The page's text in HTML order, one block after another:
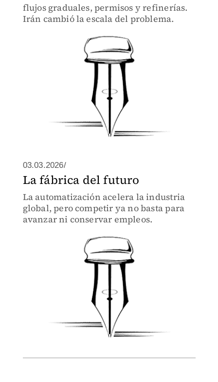
flujos graduales, permisos y refinerías.
Irán cambió la escala del problema.
03.03.2026/
La fábrica del futuro
La automatización acelera la industria
global, pero competir ya no basta para
avanzar ni conservar empleos.